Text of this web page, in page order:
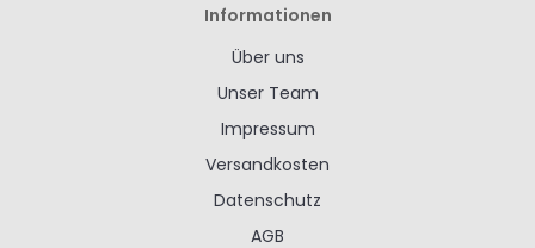
Informationen
Über uns
Unser Team
Impressum
Versandkosten
Datenschutz
AGB